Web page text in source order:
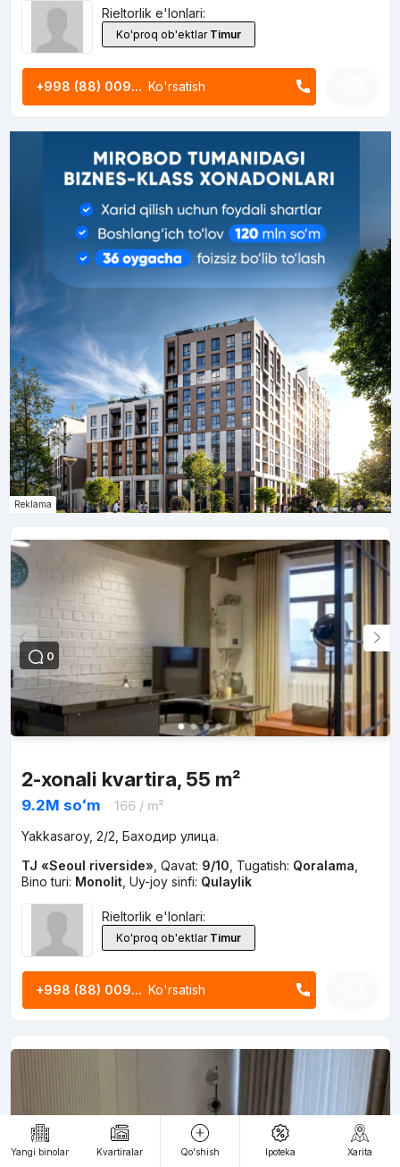
Rieltorlik e'lonlari:
Ko'proq ob'ektlar Timur
+998 (88) 009... Ko'rsatish
Reklama
0
2-xonali kvartira, 55 m²
9.2M soʻm 166/ m²
Yakkasaroy, 2/2, Баходир улица.
TJ «Seoul riverside» Qavat: 9/10 Tugatish: Qoralama
Bino turi: Monolit, Uy-joy sinfi: Qulaylik
Rieltorlik e'lonlari:
Ko'proq ob'ektlar Timur
+998 (88) 009... Ko'rsatish
Yangi binolar Kvartiralar Qo'shish Ipoteka Xarita